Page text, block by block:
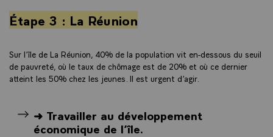
Étape 3 : La Réunion
Sur l’île de La Réunion, 40% de la population vit en-dessous du seuil
de pauvreté, où le taux de chômage est de 20% et où ce dernier
atteint les 50% chez les jeunes. Il est urgent d’agir.
➜ Travailler au développement
économique de l’île.